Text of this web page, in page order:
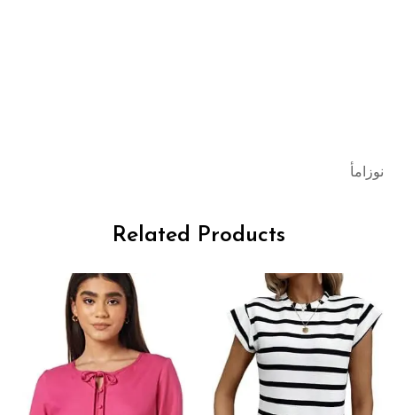
نوزامأ
Related Products